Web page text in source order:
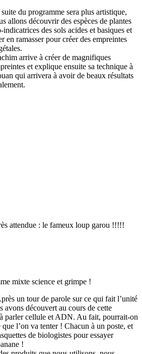
du programme sera plus artistique,
allons découvrir des espèces de plantes
indicatrices des sols acides et basiques et
en ramasser pour créer des empreintes
arrive à créer de magnifiques
et explique ensuite sa technique à
qui arrivera à avoir de beaux résultats
attendue : le fameux loup garou !!!!!
mixte science et grimpe !
un tour de parole sur ce qui fait l’unité
avons découvert au cours de cette
parler cellule et ADN. Au fait, pourrait-on
l’on va tenter ! Chacun à un poste, et
de biologistes pour essayer
!